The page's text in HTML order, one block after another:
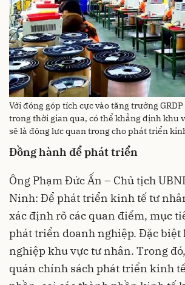
Với đóng góp tích cực vào tăng trưởng
trong thời gian qua, có thể khẳng định khu
sẽ là động lực quan trọng cho phát triển
Đồng hành để phát triển
Ông Phạm Đức Ấn – Chủ tịch
Ninh: Để phát triển kinh tế tư
xác định rõ các quan điểm, mục
phát triển doanh nghiệp. Đặc biệt
nghiệp khu vực tư nhân. Trong
quán chính sách phát triển kinh